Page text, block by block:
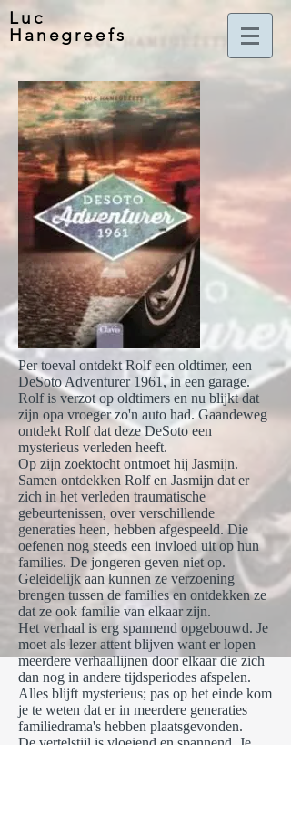
Luc
Hanegreefs
Per toeval ontdekt Rolf een oldtimer, een
DeSoto Adventurer 1961, in een garage.
Rolf is verzot op oldtimers en nu blijkt dat
zijn opa vroeger zo'n auto had. Gaandeweg
ontdekt Rolf dat deze DeSoto een
mysterieus verleden heeft.
Op zijn zoektocht ontmoet hij Jasmijn.
Samen ontdekken Rolf en Jasmijn dat er
zich in het verleden traumatische
gebeurtenissen, over verschillende
generaties heen, hebben afgespeeld. Die
oefenen nog steeds een invloed uit op hun
families. De jongeren geven niet op.
Geleidelijk aan kunnen ze verzoening
brengen tussen de families en ontdekken ze
dat ze ook familie van elkaar zijn.
Het verhaal is erg spannend opgebouwd. Je
moet als lezer attent blijven want er lopen
meerdere verhaallijnen door elkaar die zich
dan nog in andere tijdsperiodes afspelen.
Alles blijft mysterieus; pas op het einde kom
je te weten dat er in meerdere generaties
familiedrama's hebben plaatsgevonden.
De vertelstijl is vloeiend en spannend. Je